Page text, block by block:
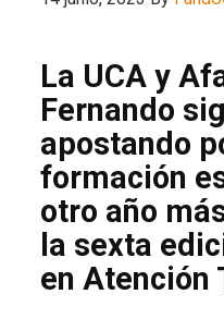
La UCA y
Fernando
apostando
formación
otro año
la sexta
en Atención